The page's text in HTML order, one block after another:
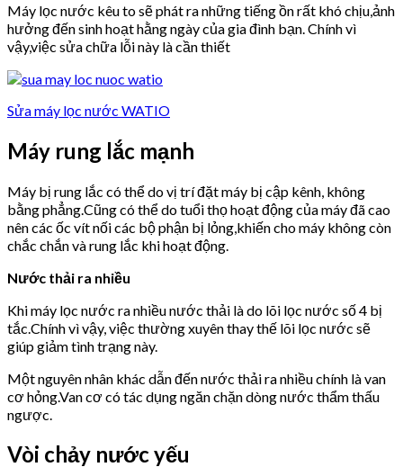
Máy lọc nước kêu to sẽ phát ra những tiếng ồn rất khó chịu,ảnh
hưởng đến sinh hoạt hằng ngày của gia đình bạn. Chính vì
vậy,việc sửa chữa lỗi này là cần thiết
Sửa máy lọc nước WATIO
Máy rung lắc mạnh
Máy bị rung lắc có thể do vị trí đặt máy bị cập kênh, không
bằng phẳng.Cũng có thể do tuổi thọ hoạt động của máy đã cao
nên các ốc vít nối các bộ phận bị lỏng,khiến cho máy không còn
chắc chắn và rung lắc khi hoạt động.
Nước thải ra nhiều
Khi máy lọc nước ra nhiều nước thải là do lõi lọc nước số 4 bị
tắc.Chính vì vậy, việc thường xuyên thay thế lõi lọc nước sẽ
giúp giảm tình trạng này.
Một nguyên nhân khác dẫn đến nước thải ra nhiều chính là van
cơ hỏng.Van cơ có tác dụng ngăn chặn dòng nước thẩm thấu
ngược.
Vòi chảy nước yếu